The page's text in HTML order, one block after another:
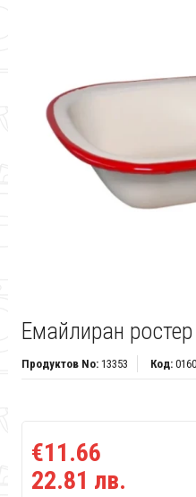
Емайлиран
Продуктов No:13353 Код:
€11.66
22.81 лв.